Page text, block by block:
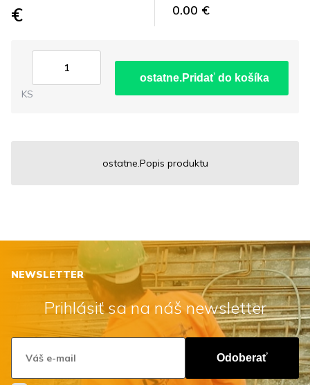
€ 0.00 €
KS
ostatne.Pridať do košíka
ostatne.Popis produktu
NEWSLETTER
Prihlásiť sa na náš newsletter
Odoberať